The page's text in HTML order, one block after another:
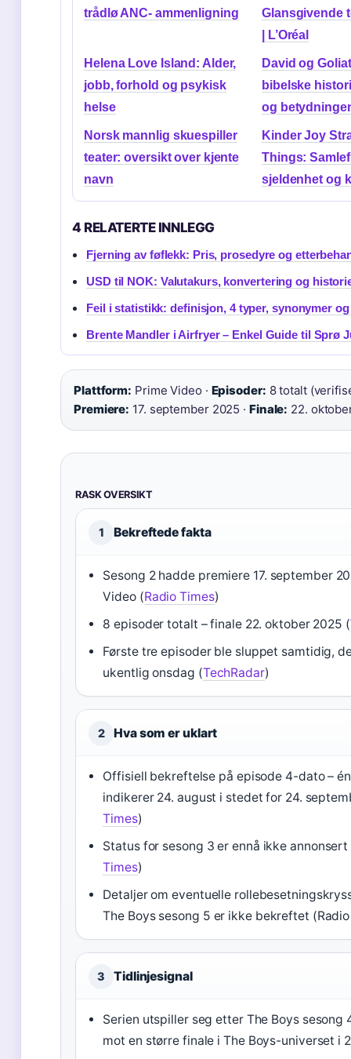
trådlø ANC- ammenligning
Glansgivende
| L’Oréal
Helena Love Island: Alder,
jobb, forhold og psykisk
helse
David og
bibelske
og
Norsk mannlig skuespiller
teater: oversikt over kjente
navn
Kinder Joy
Things:
sjeldenhet og
4 RELATERTE INNLEGG
Fjerning av føflekk: Pris, prosedyre og
USD til NOK: Valutakurs, konvertering og
Feil i statistikk: definisjon, 4 typer, synonymer
Brente Mandler i Airfryer – Enkel Guide til Sprø
Plattform: Prime Video · Episoder: 8 totalt
Premiere: 17. september 2025 · Finale: 22.
RASK OVERSIKT
1 Bekreftede fakta
Sesong 2 hadde premiere 17. september
Video (Radio Times)
8 episoder totalt – finale 22. oktober 2025 (
Første tre episoder ble sluppet samtidig,
ukentlig onsdag (TechRadar)
2 Hva som er uklart
Offisiell bekreftelse på episode 4-dato –
indikerer 24. august i stedet for 24.
Times)
Status for sesong 3 er ennå ikke annonsert
Times)
Detaljer om eventuelle
The Boys sesong 5 er ikke bekreftet
3 Tidlinjesignal
Serien utspiller seg etter The Boys sesong
mot en større finale i The Boys-universet i